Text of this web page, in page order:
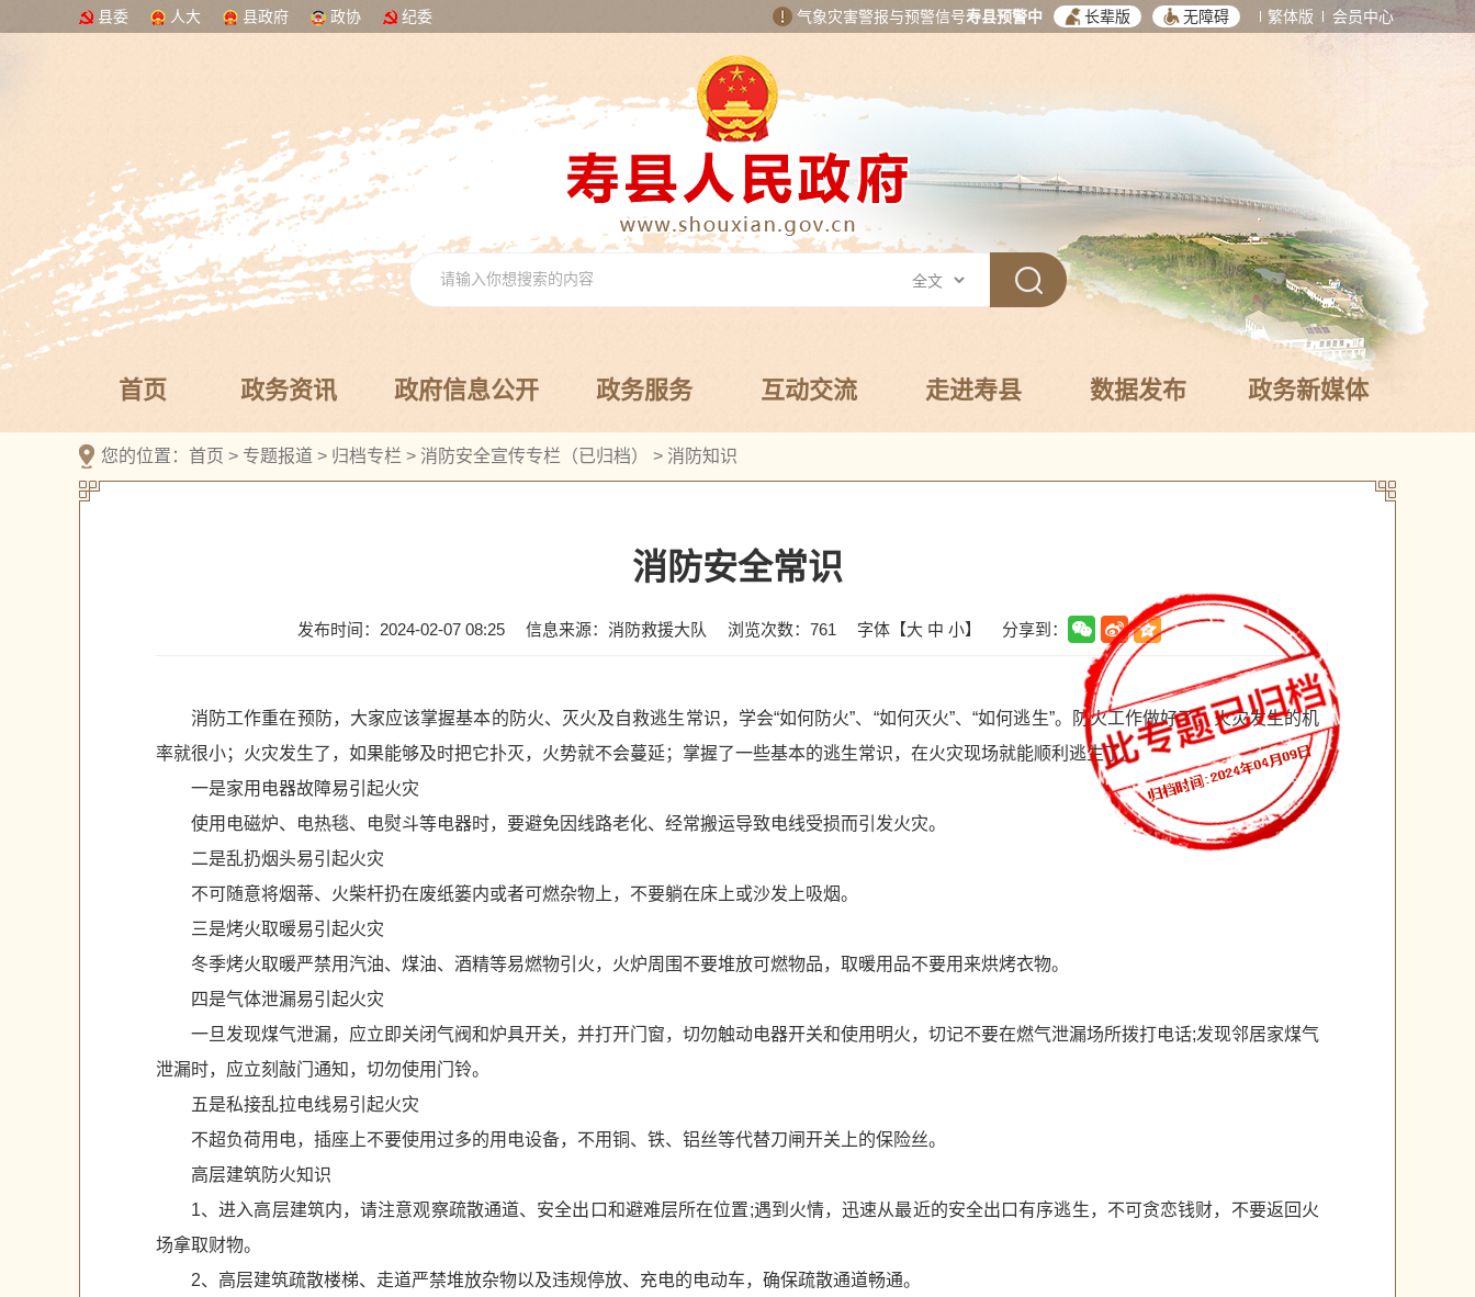
县委 人大 县政府 政协 纪委 气象灾害警报与预警信号寿县预警中 长辈版 无障碍 繁体版 会员中心
首页 政务资讯 政府信息公开 政务服务 互动交流 走进寿县 数据发布 政务新媒体
您的位置： 首页 > 专题报道 > 归档专栏 > 消防安全宣传专栏（已归档） > 消防知识
消防安全常识
发布时间：2024-02-07 08:25 信息来源：消防救援大队 浏览次数： 761 字体【大 中 小】 分享到：
消防工作重在预防，大家应该掌握基本的防火、灭火及自救逃生常识，学会“如何防火”、“如何灭火”、“如何逃生”。防火工作做好了，火灾发生的机
率就很小；火灾发生了，如果能够及时把它扑灭，火势就不会蔓延；掌握了一些基本的逃生常识，在火灾现场就能顺利逃生了。
一是家用电器故障易引起火灾
使用电磁炉、电热毯、电熨斗等电器时，要避免因线路老化、经常搬运导致电线受损而引发火灾。
二是乱扔烟头易引起火灾
不可随意将烟蒂、火柴杆扔在废纸篓内或者可燃杂物上，不要躺在床上或沙发上吸烟。
三是烤火取暖易引起火灾
冬季烤火取暖严禁用汽油、煤油、酒精等易燃物引火，火炉周围不要堆放可燃物品，取暖用品不要用来烘烤衣物。
四是气体泄漏易引起火灾
一旦发现煤气泄漏，应立即关闭气阀和炉具开关，并打开门窗，切勿触动电器开关和使用明火，切记不要在燃气泄漏场所拨打电话;发现邻居家煤气
泄漏时，应立刻敲门通知，切勿使用门铃。
五是私接乱拉电线易引起火灾
不超负荷用电，插座上不要使用过多的用电设备，不用铜、铁、铝丝等代替刀闸开关上的保险丝。
高层建筑防火知识
1、进入高层建筑内，请注意观察疏散通道、安全出口和避难层所在位置;遇到火情，迅速从最近的安全出口有序逃生，不可贪恋钱财，不要返回火
场拿取财物。
2、高层建筑疏散楼梯、走道严禁堆放杂物以及违规停放、充电的电动车，确保疏散通道畅通。